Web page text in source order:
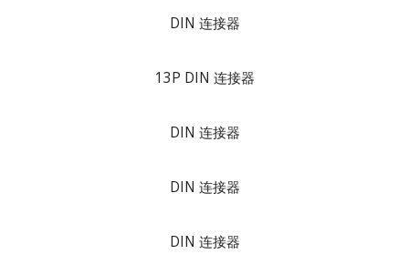
DIN 连接器
13P DIN 连接器
DIN 连接器
DIN 连接器
DIN 连接器